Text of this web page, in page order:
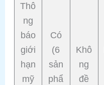
Thô
ng
báo
giới
hạn
mỹ
Có
(6
sản
phẩ
Khô
ng
đề